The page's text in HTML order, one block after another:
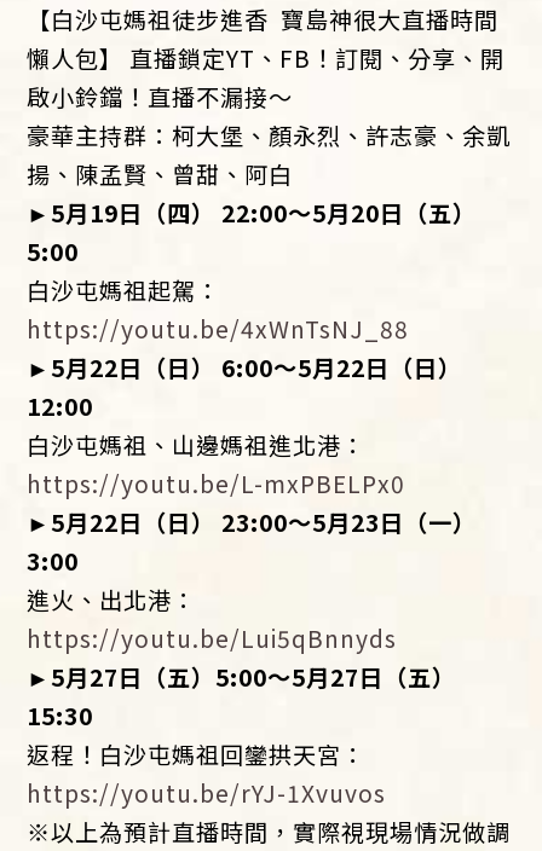
【白沙屯媽祖徒步進香 寶島神很大直播時間
懶人包】 直播鎖定YT、FB！訂閱、分享、開
啟小鈴鐺！直播不漏接～
豪華主持群：柯大堡、顏永烈、許志豪、余凱
揚、陳孟賢、曾甜、阿白
► 5月19日（四） 22:00～5月20日（五）
5:00
白沙屯媽祖起駕：
https://youtu.be/4xWnTsNJ_88
► 5月22日（日） 6:00～5月22日（日）
12:00
白沙屯媽祖、山邊媽祖進北港：
https://youtu.be/L-mxPBELPx0
► 5月22日（日） 23:00～5月23日（一）
3:00
進火、出北港：
https://youtu.be/Lui5qBnnyds
► 5月27日（五） 5:00～5月27日（五）
15:30
返程！白沙屯媽祖回鑾拱天宮：
https://youtu.be/rYJ-1Xvuvos
※以上為預計直播時間，實際視現場情況做調